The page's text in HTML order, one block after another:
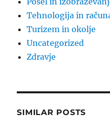
Tehnologija in
Turizem in okolje
Uncategorized
Zdravje
SIMILAR POSTS